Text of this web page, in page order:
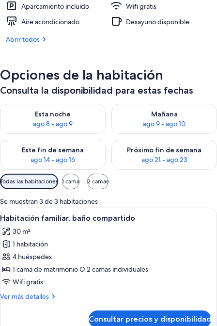
Una piscina al aire libre de
Aparcamiento incluido
Wifi gratis
Aire acondicionado
Desayuno disponible
Abrir todos
Opciones de la habitación
Consulta la disponibilidad para estas fechas
Esta noche
ago 8 - ago 9
Consulta la disponibilidad para esta noche, ago 8 - ago 9
Mañana
ago 9 - ago 10
Consulta la disponibilidad
Este fin de semana
ago 14 - ago 16
Consulta la disponibilidad para este fin de semana, ago 14 -
Próximo fin de semana
ago 21 - ago 23
Consulta la disponibilidad
Filtros
disponibles
para
las
habitaciones
Todas las habitaciones 1 cama 2 camas
Se muestran 3 de 3 habitaciones
Abrir
todas
las
fotos
de
Habitación
familiar,
compartido
Una cama de madera con colcha
4
Habitación familiar, baño compartido
30 m²
1 habitación
4 huéspedes
1 cama de matrimonio O 2 camas individuales
Wifi gratis
Ver más detalles
Más
Consultar precios y disponibilidad